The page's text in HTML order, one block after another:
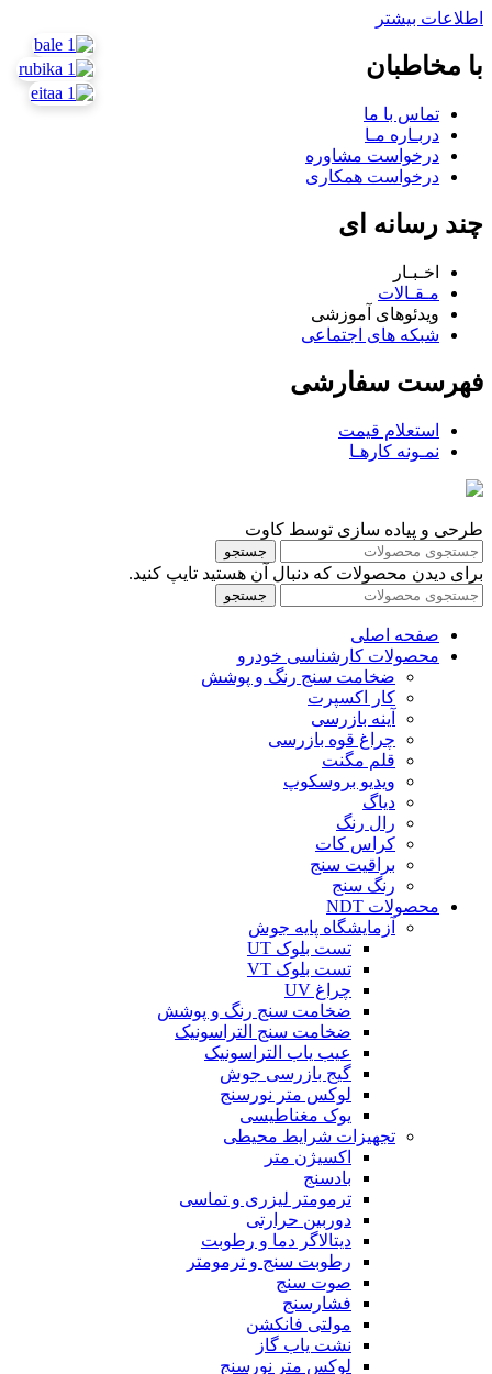
اطلاعات بیشتر
با مخاطبان
تماس با ما
دربـاره مـا
درخواست مشاوره
درخواست همکاری
چند رسانه ای
اخـبـار
مـقـالات
ویدئوهای آموزشی
شبکه های اجتماعی
فهرست سفارشی
استعلام قیمت
نمـونه کارهـا
طرحی و پیاده سازی توسط کاوت
جستجو
برای دیدن محصولات که دنبال آن هستید تایپ کنید.
جستجو
صفحه اصلی
محصولات کارشناسی خودرو
ضخامت سنج رنگ و پوشش
کار اکسپرت
آینه بازرسی
چراغ قوه بازرسی
قلم مگنت
ویدیو بروسکوپ
دیاگ
رال رنگ
کراس کات
براقیت سنج
رنگ سنج
محصولات NDT
آزمایشگاه پایه جوش
تست بلوک UT
تست بلوک VT
چراغ UV
ضخامت سنج رنگ و پوشش
ضخامت سنج التراسونیک
عیب یاب التراسونیک
گیج بازرسی جوش
لوکس متر نورسنج
یوک مغناطیسی
تجهیزات شرایط محیطی
اکسیژن متر
بادسنج
ترمومتر لیزری و تماسی
دوربین حرارتی
دیتالاگر دما و رطوبت
رطوبت سنج و ترمومتر
صوت سنج
فشارسنج
مولتی فانکشن
نشت یاب گاز
لوکس متر نورسنج